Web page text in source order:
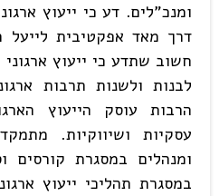
ומנכ"לים. דע כי ייעוץ
דרך מאד אפקטיבית לייעל
חשוב שתדע כי ייעוץ
לבנות ולשנות תרבות
הרבות עוסק הייעוץ
עסקיות ושיווקיות.
ומנהלים במסגרת קורסים
במסגרת תהליכי ייעוץ